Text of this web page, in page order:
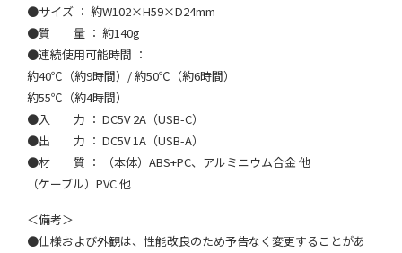
●サイズ ： 約W102×H59×D24mm
●質 量 ： 約140g
●連続使用可能時間 ：
約40℃（約9時間）/ 約50℃（約6時間）
約55℃（約4時間）
●入 力 ： DC5V 2A（USB-C）
●出 力 ： DC5V 1A（USB-A）
●材 質 ： （本体）ABS+PC、アルミニウム合金 他
（ケーブル）PVC 他
＜備考＞
●仕様および外観は、性能改良のため予告なく変更することがあ